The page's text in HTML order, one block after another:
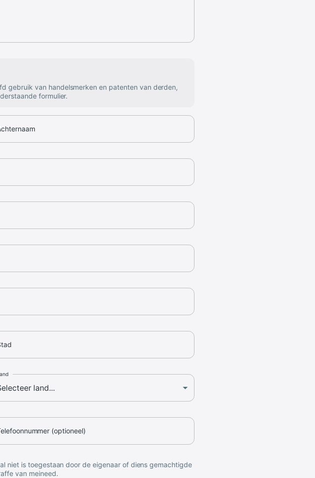
gebruik van handelsmerken en patenten van derden,
formulier.
(optioneel)
niet is toegestaan door de eigenaar of diens gemachtigde
van meineed.